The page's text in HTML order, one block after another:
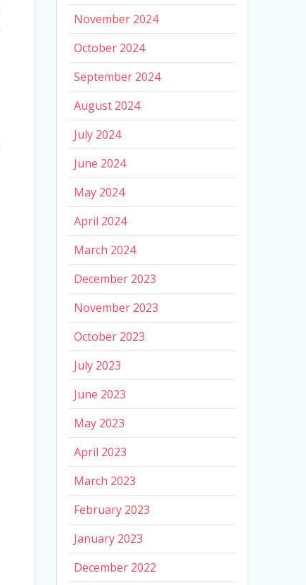
November 2024
October 2024
September 2024
August 2024
July 2024
June 2024
May 2024
April 2024
March 2024
December 2023
November 2023
October 2023
July 2023
June 2023
May 2023
April 2023
March 2023
February 2023
January 2023
December 2022